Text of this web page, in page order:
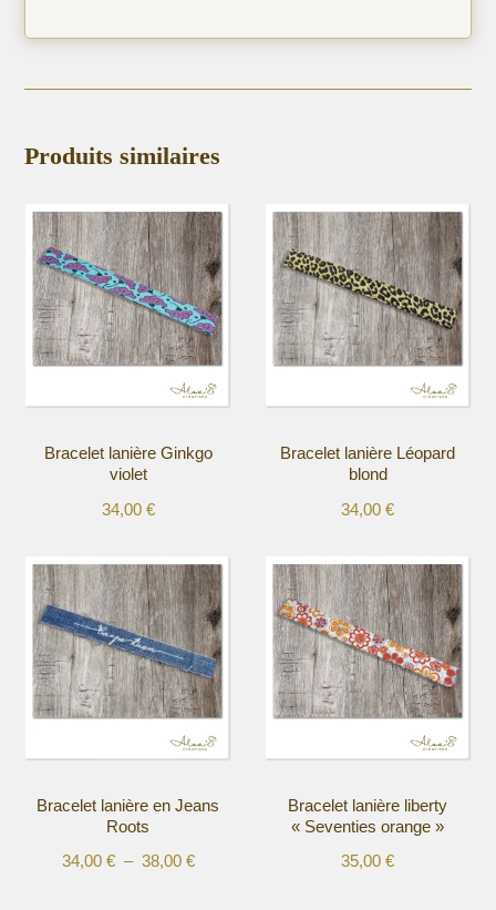
Produits similaires
Bracelet lanière Ginkgo
violet
34,00 €
plusieurs
variations.
Les
options
peuvent
être
sur
page
produit
Bracelet lanière Léopard
blond
34,00€
plusieurs
variations.
Les
options
peuvent
être
sur
page
Bracelet lanière en Jeans
Roots
34,00 € – 38,00 €Plage
Bracelet lanière liberty
« Seventies orange »
35,00€